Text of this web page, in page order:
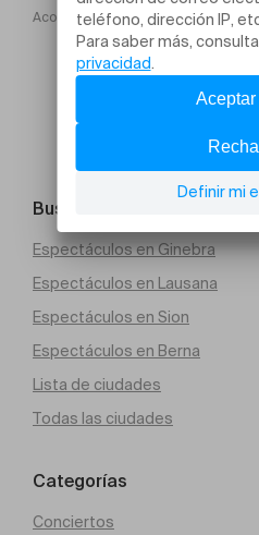
Acogida TO! Saison 2026
Buscar un evento
Espectáculos en Ginebra
Espectáculos en Lausana
Espectáculos en Sion
Espectáculos en Berna
Lista de ciudades
Todas las ciudades
Categorías
Conciertos